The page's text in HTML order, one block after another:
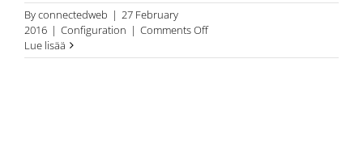
Byconnectedweb | 27 February
2016 | Configuration | Comments Offon
pretium
Lue lisää